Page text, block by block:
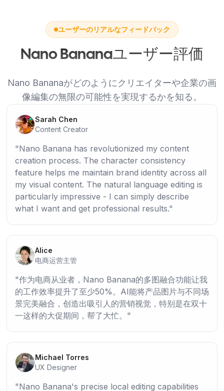
ユーザーのリアルなフィードバック
Nano Bananaユーザー評価
Nano Bananaがどのようにクリエイターや企業の画
像編集の無限の可能性を実現するかを知る。
Sarah Chen
Content Creator
Nano Banana has revolutionized my content
creation process. The character consistency
feature helps me maintain brand identity across all
my visual content. The natural language editing is
particularly impressive - I can simply describe
what I want and get professional results.
Alice
电商运营主管
作为电商从业者，Nano Banana的多图融合功能让我
的工作效率提升了至少50%。AI能将产品图片与不同场
景完美融合，创造出吸引人的营销视觉，特别是在双十
一这样的大促期间，帮了大忙。
Michael Torres
UX Designer
Nano Banana's precise local editing capabilities